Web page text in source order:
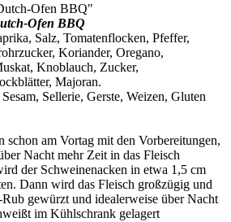
Ofen BBQ"
Ofen BBQ
Salz, Tomatenflocken, Pfeffer,
Koriander, Oregano,
Knoblauch, Zucker,
Majoran.
Sellerie, Gerste, Weizen, Gluten
schon am Vortag mit den Vorbereitungen,
Nacht mehr Zeit in das Fleisch
der Schweinenacken in etwa 1,5 cm
Dann wird das Fleisch großzügig und
gewürzt und idealerweise über Nacht
im Kühlschrank gelagert